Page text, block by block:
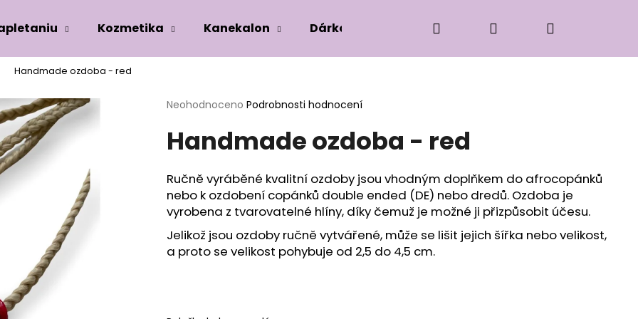
Kozmetika Kanekalon Dárková edice Příslušenství k zaplétání
Přihlášení
Handmade ozdoba - red
Průměrné
produktu
je
z
5
hvězdiček.
Neohodnoceno Podrobnosti hodnocení
Handmade ozdoba - red
Ručně vyráběné kvalitní ozdoby jsou vhodným doplňkem do afrocopánků
nebo k ozdobení copánků double ended (DE) nebo dredů. Ozdoba je
vyrobena z tvarovatelné hlíny, díky čemuž je možné ji přizpůsobit účesu.
Jelikož jsou ozdoby ručně vytvářené, může se lišit jejich šířka nebo velikost,
a proto se velikost pohybuje od 2,5 do 4,5 cm.
Co potřebujete najít?
HLEDAT
Doporučujeme